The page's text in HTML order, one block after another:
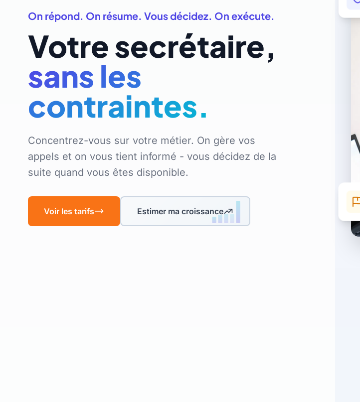
On répond. On résume. Vous décidez. On exécute.
Votre secrétaire,
sans les
contraintes.
Concentrez-vous sur votre métier. On gère vos
appels et on vous tient informé - vous décidez de la
suite quand vous êtes disponible.
Voir les tarifs Estimer ma croissance